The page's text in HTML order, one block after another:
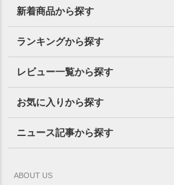
新着商品から探す
ランキングから探す
レビュー一覧から探す
お気に入りから探す
ニュース記事から探す
ABOUT US